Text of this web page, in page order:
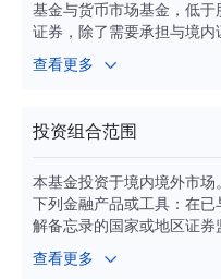
基金与货币市场基金，低
证券，除了需要承担与境内
等一般投资风险之外，本
等境外证券市场投资所面临
境、投资标的、市场制度
险。
查看更多
投资组合范围
本基金投资于境内境外市
下列金融产品或工具：在
解备忘录的国家或地区证券
交易型开放式指数基金ETF
合作谅解备忘录的国家或地
查看更多